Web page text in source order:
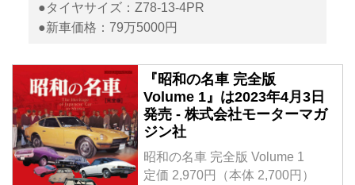
●タイヤサイズ：Z78-13-4PR
●新車価格：79万5000円
『昭和の名車 完全版
Volume 1』は2023年4月3日
発売 - 株式会社モーターマガ
ジン社
昭和の名車 完全版 Volume 1
定価 2,970円（本体 2,700円）